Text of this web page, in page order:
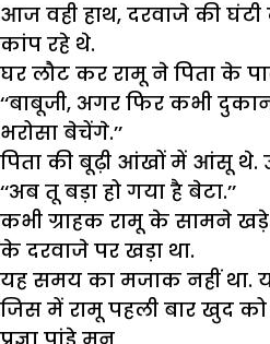
आज वही हाथ, दरवाजे की घंटी
कांप रहे थे.
घर लौट कर रामू ने पिता के
‘‘बाबूजी, अगर फिर कभी
भरोसा बेचेंगे.’’
पिता की बूढ़ी आंखों में आंसू थे.
‘‘अब तू बड़ा हो गया है बेटा.’’
कभी ग्राहक रामू के सामने खड़े
के दरवाजे पर खड़ा था.
यह समय का मजाक नहीं था.
जिस में रामू पहली बार खुद को